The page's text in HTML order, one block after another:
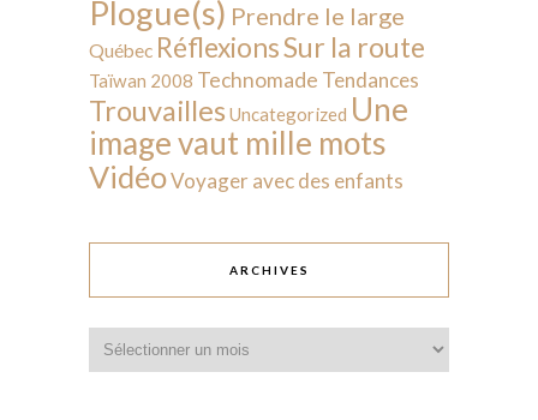
Plogue(s) Prendre le large
Québec RéflexionsSur la route
Taïwan 2008 Technomade Tendances
Trouvailles Uncategorized Une
image vaut mille mots
VidéoVoyager avec des enfants
ARCHIVES